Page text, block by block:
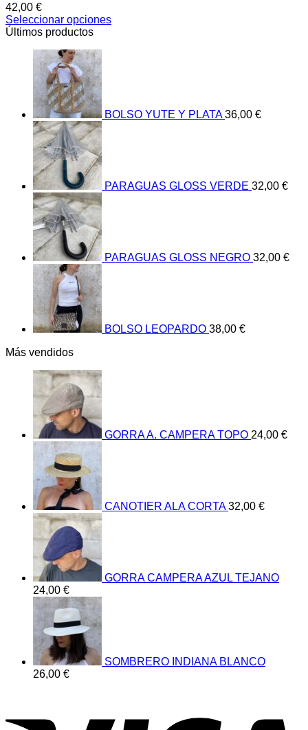
42,00 €
Seleccionar opciones
Este
múltiples
variantes.
opciones
pueden
página
producto
Últimos productos
BOLSO YUTE Y PLATA 36,00 €
PARAGUAS GLOSS VERDE 32,00 €
PARAGUAS GLOSS NEGRO 32,00 €
BOLSO LEOPARDO 38,00 €
Más vendidos
GORRA A. CAMPERA TOPO 24,00 €
CANOTIER ALA CORTA 32,00 €
GORRA CAMPERA AZUL TEJANO
24,00 €
SOMBRERO INDIANA BLANCO
26,00 €